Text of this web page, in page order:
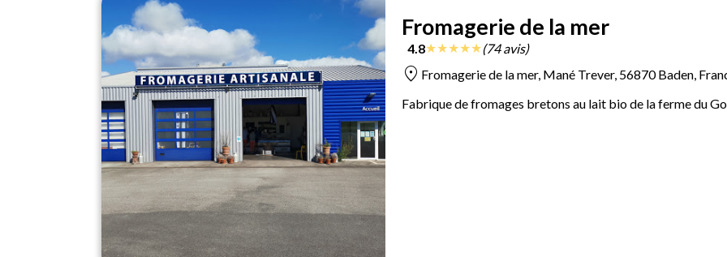
Fromagerie de la mer
4.8★★★★★(74 avis)
location_on Fromagerie de la mer, Mané Trever, 56870 Baden,
Fabrique de fromages bretons au lait bio de la ferme du